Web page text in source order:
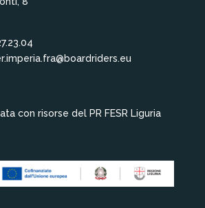
con risorse del PR FESR Liguria